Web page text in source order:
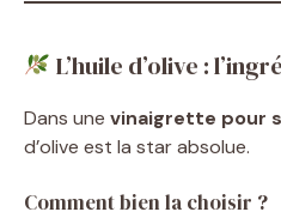
L’huile d’olive :
Dans une vinaigrette pour
d’olive est la star absolue.
Comment bien la choisir ?